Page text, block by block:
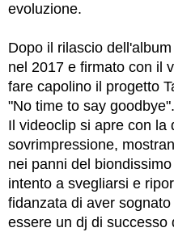
evoluzione.
Dopo il rilascio dell'album
nel 2017 e firmato con il
fare capolino il progetto
"No time to say goodbye".
Il videoclip si apre con la
sovrimpressione,
nei panni del
intento a svegliarsi e
fidanzata di aver
essere un dj di successo